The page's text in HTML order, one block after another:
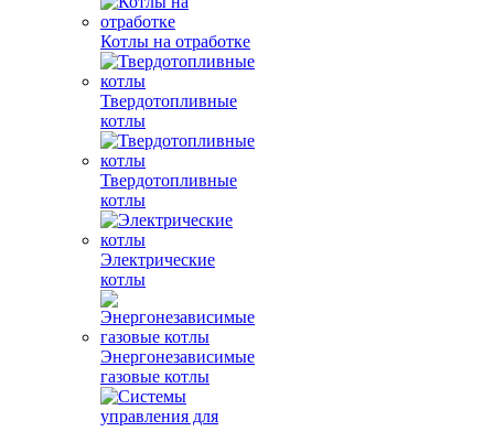
Котлы на отработке
Твердотопливные
котлы
Твердотопливные
котлы
Электрические
котлы
Энергонезависимые
газовые котлы